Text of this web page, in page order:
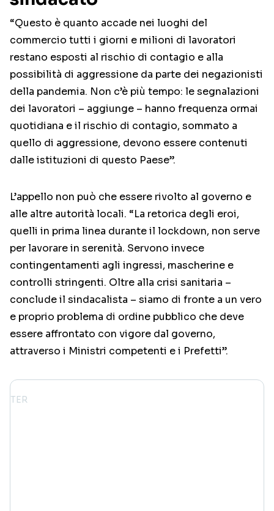
“Questo è quanto accade nei luoghi del
commercio tutti i giorni e milioni di lavoratori
restano esposti al rischio di contagio e alla
possibilità di aggressione da parte dei negazionisti
della pandemia. Non c’è più tempo: le segnalazioni
dei lavoratori – aggiunge – hanno frequenza ormai
quotidiana e il rischio di contagio, sommato a
quello di aggressione, devono essere contenuti
dalle istituzioni di questo Paese”.
L’appello non può che essere rivolto al governo e
alle altre autorità locali. “La retorica degli eroi,
quelli in prima linea durante il lockdown, non serve
per lavorare in serenità. Servono invece
contingentamenti agli ingressi, mascherine e
controlli stringenti. Oltre alla crisi sanitaria –
conclude il sindacalista – siamo di fronte a un vero
e proprio problema di ordine pubblico che deve
essere affrontato con vigore dal governo,
attraverso i Ministri competenti e i Prefetti”.